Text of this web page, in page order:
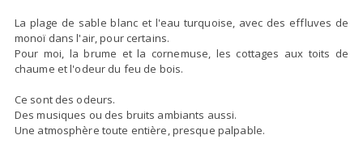
La plage de sable blanc et l'eau turquoise, avec des effluves de
monoï dans l'air, pour certains.
Pour moi, la brume et la cornemuse, les cottages aux toits de
chaume et l'odeur du feu de bois.
Ce sont des odeurs.
Des musiques ou des bruits ambiants aussi.
Une atmosphère toute entière, presque palpable.